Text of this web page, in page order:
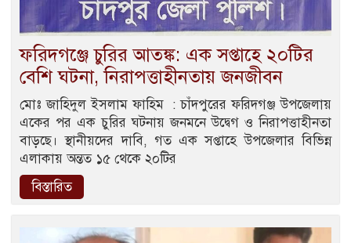
ফরিদগঞ্জে চুরির আতঙ্ক: এক সপ্তাহে ২০টির
বেশি ঘটনা, নিরাপত্তাহীনতায় জনজীবন
মোঃ জাহিদুল ইসলাম ফাহিম : চাঁদপুরের ফরিদগঞ্জ উপজেলায়
একের পর এক চুরির ঘটনায় জনমনে উদ্বেগ ও নিরাপত্তাহীনতা
বাড়ছে। স্থানীয়দের দাবি, গত এক সপ্তাহে উপজেলার বিভিন্ন
এলাকায় অন্তত ১৫ থেকে ২০টির
বিস্তারিত